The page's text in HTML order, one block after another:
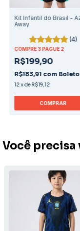
Kit Infantil do Brasil -
Away
(4)
COMPRE 3 PAGUE 2
R$199,90
R$183,91 com Boleto
12xde R$19,12
COMPRAR
Você precisa